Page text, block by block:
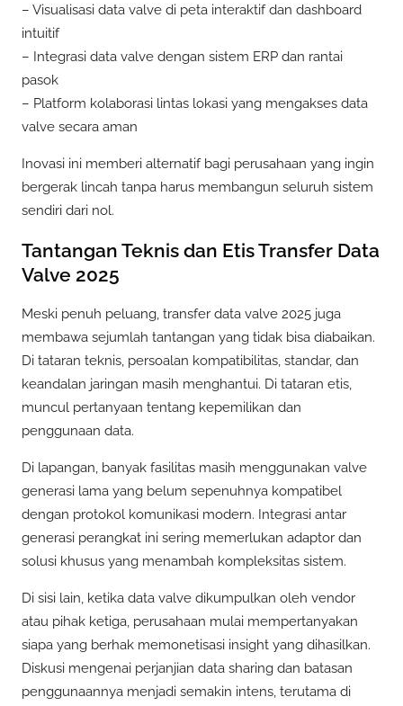
– Visualisasi data valve di peta interaktif dan dashboard
intuitif
– Integrasi data valve dengan sistem ERP dan rantai
pasok
– Platform kolaborasi lintas lokasi yang mengakses data
valve secara aman
Inovasi ini memberi alternatif bagi perusahaan yang ingin
bergerak lincah tanpa harus membangun seluruh sistem
sendiri dari nol.
Tantangan Teknis dan Etis Transfer Data
Valve 2025
Meski penuh peluang, transfer data valve 2025 juga
membawa sejumlah tantangan yang tidak bisa diabaikan.
Di tataran teknis, persoalan kompatibilitas, standar, dan
keandalan jaringan masih menghantui. Di tataran etis,
muncul pertanyaan tentang kepemilikan dan
penggunaan data.
Di lapangan, banyak fasilitas masih menggunakan valve
generasi lama yang belum sepenuhnya kompatibel
dengan protokol komunikasi modern. Integrasi antar
generasi perangkat ini sering memerlukan adaptor dan
solusi khusus yang menambah kompleksitas sistem.
Di sisi lain, ketika data valve dikumpulkan oleh vendor
atau pihak ketiga, perusahaan mulai mempertanyakan
siapa yang berhak memonetisasi insight yang dihasilkan.
Diskusi mengenai perjanjian data sharing dan batasan
penggunaannya menjadi semakin intens, terutama di